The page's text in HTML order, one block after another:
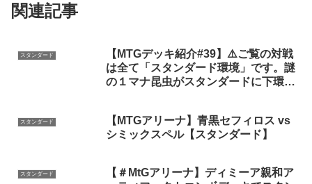
関連記事
スタンダード
【MTGデッキ紹介#39】⚠️ご覧の対戦
は全て「スタンダード環境」です。謎
の１マナ昆虫がスタンダードに下環境
スタンダード
【MTGアリーナ】青黒セフィロス vs
シミックスペル【スタンダード】
スタンダード
【＃MtGアリーナ】ディミーア親和ア